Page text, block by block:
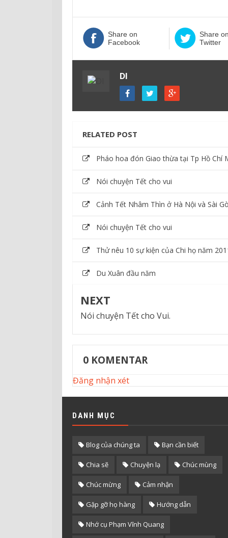
Share on
Facebook
Share on
Twitter
DI
RELATED POST
Pháo hoa đón Giao thừa tại Tp Hồ Chí
Nói chuyện Tết cho vui
Cảnh Tết Nhâm Thìn ở Hà Nội và Sài
Nói chuyện Tết cho vui
Thử nêu 10 sự kiện của Chi họ năm
Du Xuân đầu năm
NEXT
Nói chuyện Tết cho Vui.
0 KOMENTAR
Đăng nhận xét
DANH MỤC
Blog của chúng ta Bạn cần biết
Chia sẽ Chuyện lạ Chúc mùng
Chúc mừng Cảm nhận
Gặp gỡ họ hàng Hướng dẫn
Nhớ cụ Phạm Vĩnh Quang